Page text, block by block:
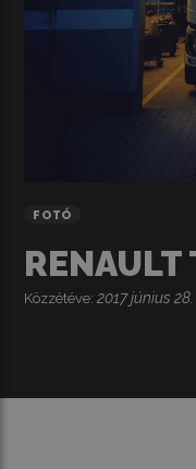
FOTÓ
RENAULT
Közzétéve:2017 június 28.